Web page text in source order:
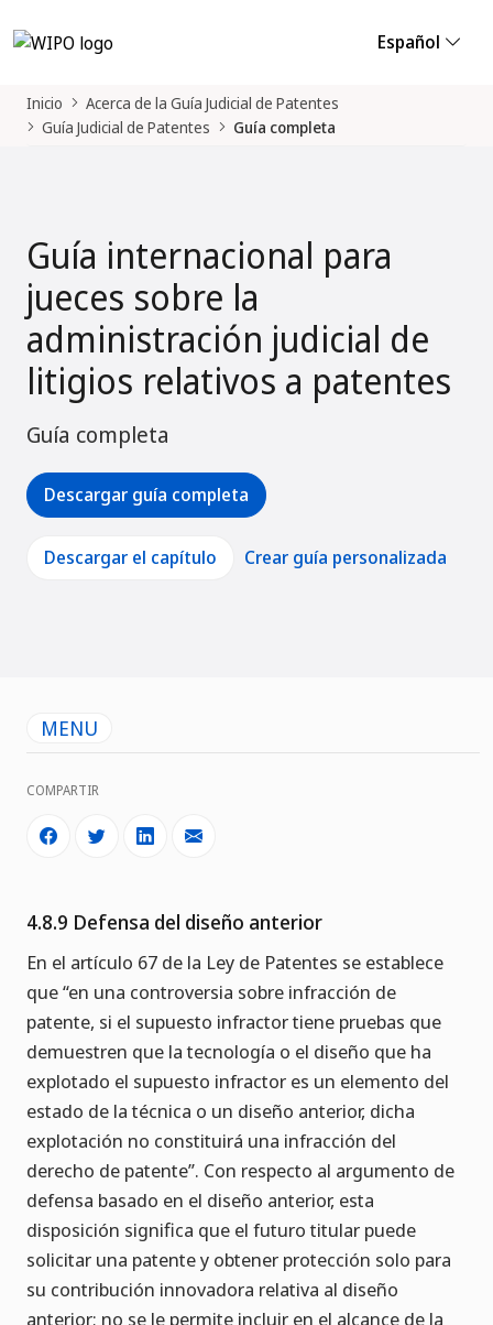
Español
Inicio
Acerca de la Guía Judicial de Patentes
Guía Judicial de Patentes
Guía completa
Guía internacional para
jueces sobre la
administración judicial de
litigios relativos a patentes
Guía completa
Descargar guía completa
Descargar el capítulo Crear guía personalizada
MENU
COMPARTIR
4.8.9 Defensa del diseño anterior
En el artículo 67 de la Ley de Patentes se establece
que “en una controversia sobre infracción de
patente, si el supuesto infractor tiene pruebas que
demuestren que la tecnología o el diseño que ha
explotado el supuesto infractor es un elemento del
estado de la técnica o un diseño anterior, dicha
explotación no constituirá una infracción del
derecho de patente”. Con respecto al argumento de
defensa basado en el diseño anterior, esta
disposición significa que el futuro titular puede
solicitar una patente y obtener protección solo para
su contribución innovadora relativa al diseño
anterior; no se le permite incluir en el alcance de la